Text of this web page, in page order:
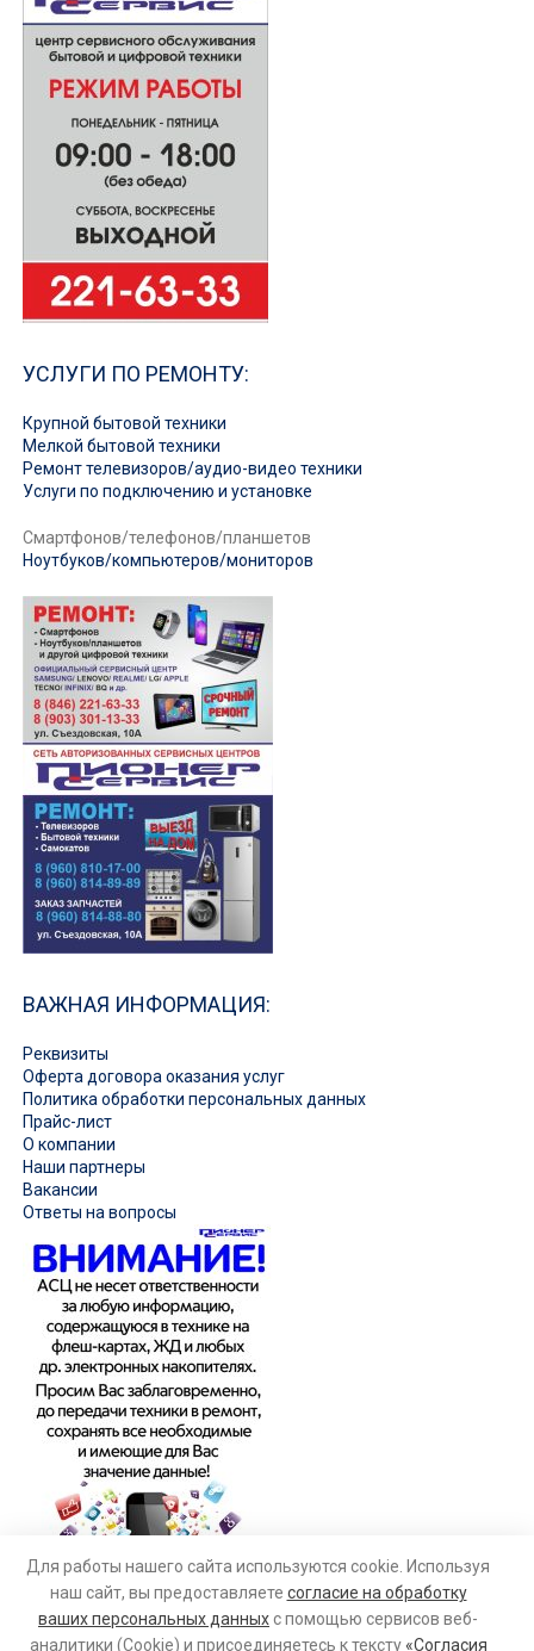
УСЛУГИ ПО РЕМОНТУ:
Крупной бытовой техники
Мелкой бытовой техники
Ремонт телевизоров/аудио-видео техники
Услуги по подключению и установке
Смартфонов/телефонов/планшетов
Ноутбуков/компьютеров/мониторов
ВАЖНАЯ ИНФОРМАЦИЯ:
Реквизиты
Оферта договора оказания услуг
Политика обработки персональных данных
Прайс-лист
О компании
Наши партнеры
Вакансии
Ответы на вопросы
Для работы нашего сайта используются cookie. Используя
наш сайт, вы предоставляете согласие на обработку
ваших персональных данныхс помощью сервисов веб-
аналитики (Cookie) и присоединяетесь к тексту«Согласия